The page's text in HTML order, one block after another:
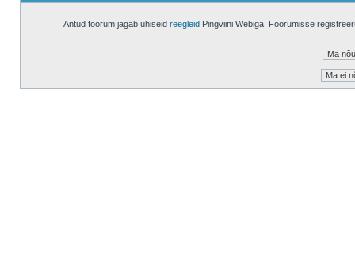
Antud foorum jagab ühiseid reegleid Pingviini Webiga. Foorumisse